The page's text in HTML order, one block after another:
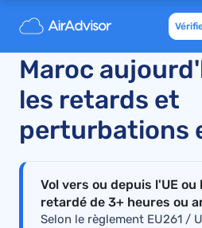
Vols annulés
Maroc
les retards et
perturbations
Vol vers ou depuis l'UE ou
retardé de 3+ heures ou
Selon le règlement EU261 /